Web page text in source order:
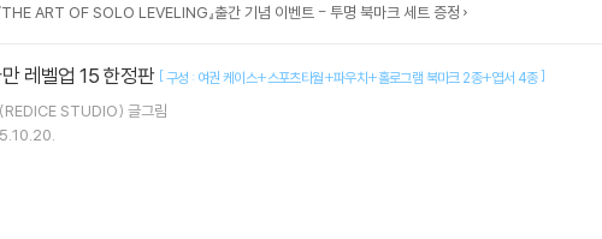
THE ART OF SOLO LEVELING』출간 기념 이벤트 - 투명 북마크 세트 증정
레벨업 15 한정판 [구성 : 여권 케이스+스포츠타월+파우치+홀로그램 북마크 2종+엽서 4종]
STUDIO) 글그림